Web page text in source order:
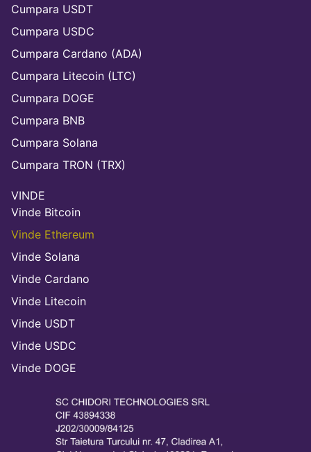
Cumpara USDT
Cumpara USDC
Cumpara Cardano (ADA)
Cumpara Litecoin (LTC)
Cumpara DOGE
Cumpara BNB
Cumpara Solana
Cumpara TRON (TRX)
VINDE
Vinde Bitcoin
Vinde Ethereum
Vinde Solana
Vinde Cardano
Vinde Litecoin
Vinde USDT
Vinde USDC
Vinde DOGE